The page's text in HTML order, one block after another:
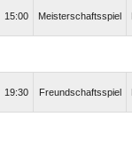
15:00 Meisterschaftsspiel
19:30 Freundschaftsspiel